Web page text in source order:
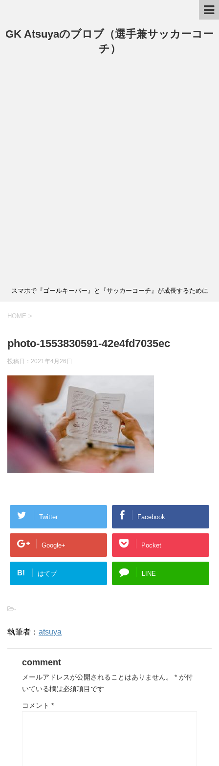
GK Atsuyaのブロブ（選手兼サッカーコー
チ）
スマホで『ゴールキーパー』と『サッカーコーチ』が成長するために
HOME >
photo-1553830591-42e4fd7035ec
投稿日： 2021年4月26日
Twitter Facebook
Google+ Pocket
B! はてブ LINE
-
執筆者： atsuya
comment
メールアドレスが公開されることはありません。 * が付
いている欄は必須項目です
コメント *